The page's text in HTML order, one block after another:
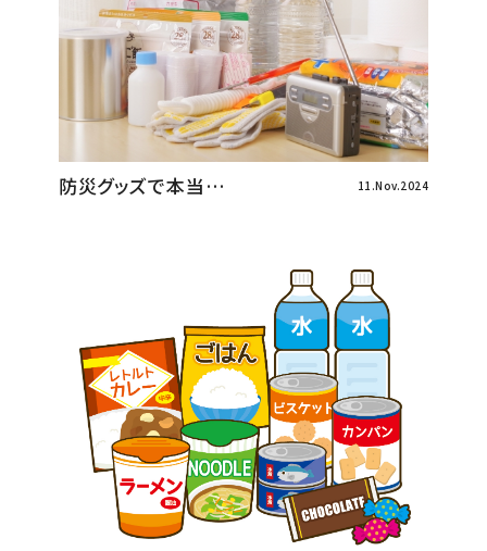
防災グッズで本当… 11.Nov.2024